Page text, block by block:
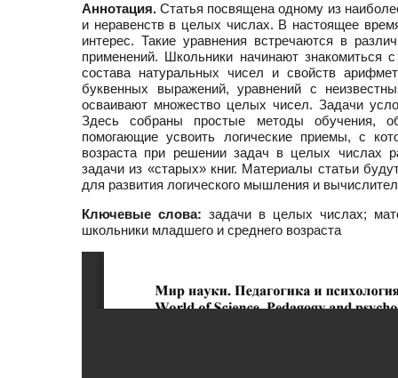
Аннотация. Статья посвящена одному из
и неравенств в целых числах. В настоящее
интерес. Такие уравнения встречаются в
применений. Школьники начинают
состава натуральных чисел и свойств
буквенных выражений, уравнений с
осваивают множество целых чисел. Задачи
Здесь собраны простые методы обучения,
помогающие усвоить логические приемы, с
возраста при решении задач в целых числах
задачи из «старых» книг. Материалы статьи
для развития логического мышления и
Ключевые слова: задачи в целых числах;
школьники младшего и среднего возраста